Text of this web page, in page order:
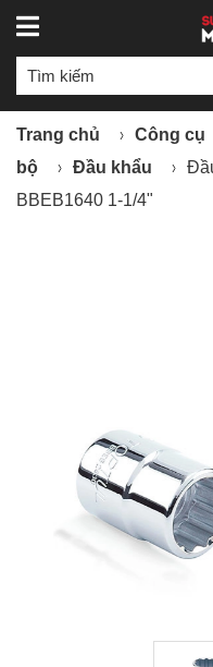
Trang chủ Công cụ
bộ
Đầu khẩu
BBEB1640 1-1/4"